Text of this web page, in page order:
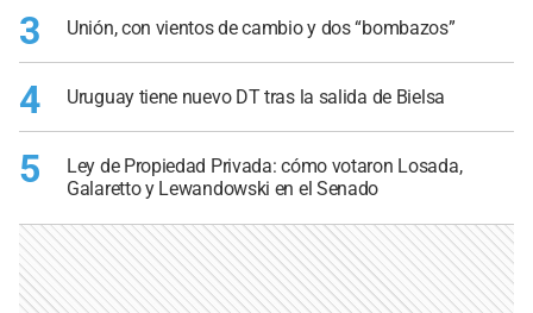
3 Unión, con vientos de cambio y dos “bombazos”
4 Uruguay tiene nuevo DT tras la salida de Bielsa
5
Ley de Propiedad Privada: cómo votaron Losada,
Galaretto y Lewandowski en el Senado